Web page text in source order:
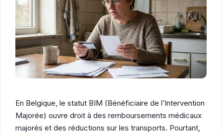
En Belgique, le statut BIM (Bénéficiaire de l’Intervention
Majorée) ouvre droit à des remboursements médicaux
majorés et des réductions sur les transports. Pourtant,